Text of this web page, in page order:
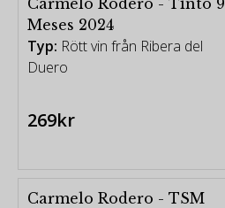
Meses 2024
Typ: Rött vin från Ribera del
Duero
269kr
Carmelo Rodero - TSM